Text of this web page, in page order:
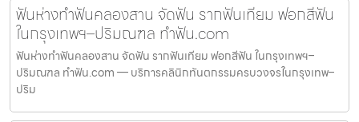
ฟันห่างทำฟันคลองสาน จัดฟัน รากฟันเทียม ฟอกสีฟัน
ในกรุงเทพฯ–ปริมณฑล ทำฟัน.com
ฟันห่างทำฟันคลองสาน จัดฟัน รากฟันเทียม ฟอกสีฟัน ในกรุงเทพฯ–
ปริมณฑล ทำฟัน.com — บริการคลินิกทันตกรรมครบวงจรในกรุงเทพ–
ปริม